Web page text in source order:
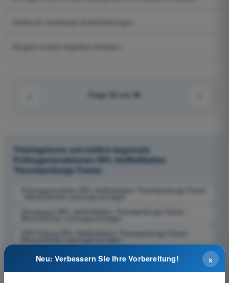
Frage 52 von 80
Trainingstests und zeitlich begrenzte
Prüfungssimulationen BPL Heißluftballon
Theorieprüfungs-Trainer
Prüfungssimulation BPL Heißluftballon Theorieprüfungs-Trainer
Übungsquiz BPL Heißluftballon Theorieprüfungs-Trainer -
PDF-Prüfung BPL Heißluftballon Theorieprüfungs-Trainer -
×
Neu: Verbessern Sie Ihre Vorbereitung!